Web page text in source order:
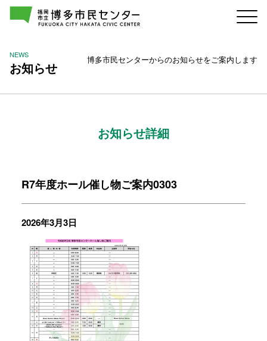
NEWS
お知らせ 博多市民センターからのお知らせをご案内します
お知らせ詳細
R7年度ホール催し物ご案内0303
2026年3月3日